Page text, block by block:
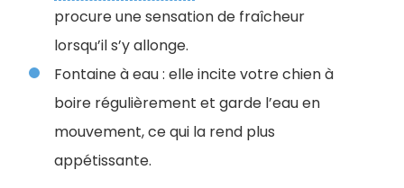
procure une sensation de fraîcheur
lorsqu’il s’y allonge.
Fontaine à eau : elle incite votre chien à
boire régulièrement et garde l’eau en
mouvement, ce qui la rend plus
appétissante.